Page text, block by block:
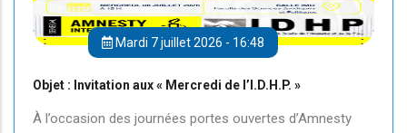
Mardi 7 juillet 2026 - 16:48
Objet : Invitation aux « Mercredi de l’I.D.H.P. »
À l’occasion des journées portes ouvertes d’Amnesty